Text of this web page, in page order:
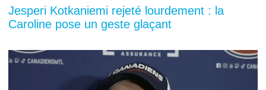
Jesperi Kotkaniemi rejeté lourdement : la
Caroline pose un geste glaçant